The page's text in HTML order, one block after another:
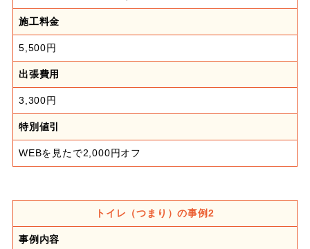
施工料金
5,500円
出張費用
3,300円
特別値引
WEBを見たで2,000円オフ
トイレ（つまり）の事例2
事例内容